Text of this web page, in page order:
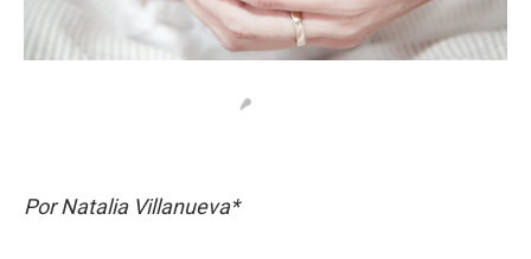
Por Natalia Villanueva*